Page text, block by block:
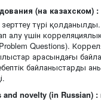
(на казахском) :
түрі
алу үшін
Questions).
арасындағы
байланыстарды
and novelty (in Russian) :